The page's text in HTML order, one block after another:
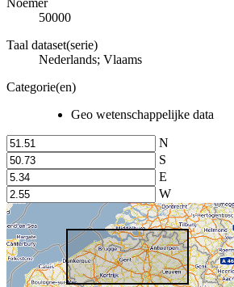
50000
Taal dataset(serie)
Nederlands; Vlaams
Categorie(en)
Geo wetenschappelijke data
N
S
E
W